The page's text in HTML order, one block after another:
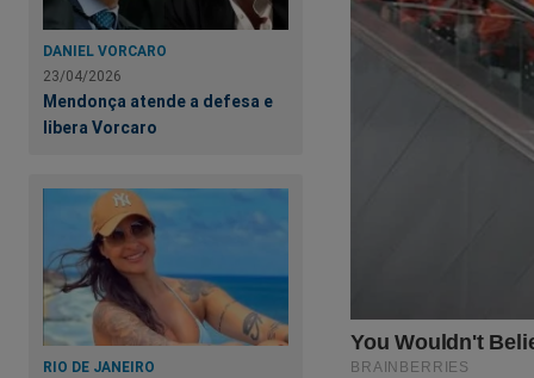
DANIEL VORCARO
23/04/2026
Mendonça atende a defesa e
libera Vorcaro
RIO DE JANEIRO
Verdade, onde os
link:https://